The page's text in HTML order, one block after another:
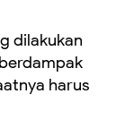
dilakukan
harus